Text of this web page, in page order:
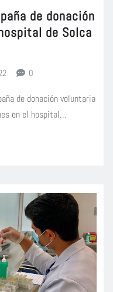
de donación
de Solca
0
de donación voluntaria
en el hospital…